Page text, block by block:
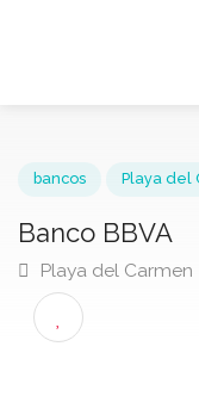
Banco BBVA
Playa del Carmen